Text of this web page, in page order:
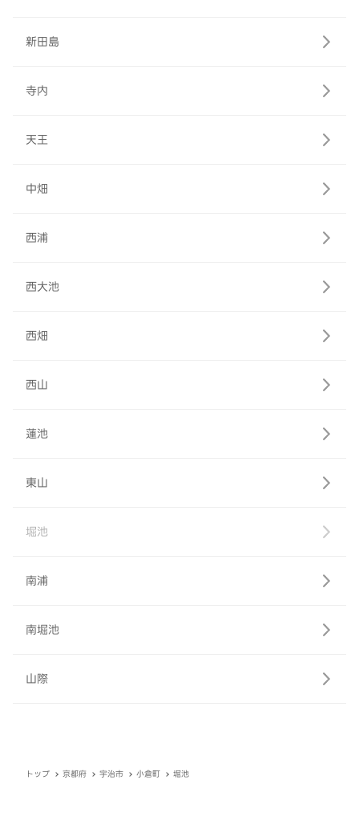
新田島
寺内
天王
中畑
西浦
西大池
西畑
西山
蓮池
東山
堀池
南浦
南堀池
山際
トップ 京都府 宇治市 小倉町 堀池